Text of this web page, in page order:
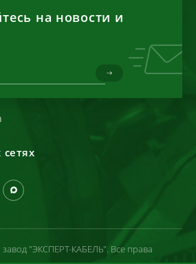
на новости и
"ЭКСПЕРТ-КАБЕЛЬ". Все права